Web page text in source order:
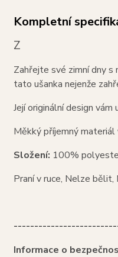
Kompletní
Z
Zahřejte své zimní dny s
tato ušanka nejenže
Její originální design
Měkký příjemný
Složení: 100%
Praní v ruce, Nelze
Informace o